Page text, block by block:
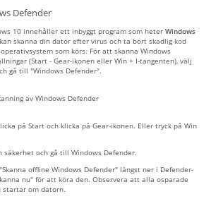
Defender
10 innehåller ett inbyggt program som heter Windows
skanna din dator efter virus och ta bort skadlig kod
som körs. För att skanna Windows
(Start - Gear-ikonen eller Win + I-tangenten), välj
gå till "Windows Defender".
av Windows Defender
på Start och klicka på Gear-ikonen. Eller tryck på Win
säkerhet och gå till Windows Defender.
offline Windows Defender" längst ner i Defender-
nu" för att köra den. Observera att alla osparade
startar om datorn.